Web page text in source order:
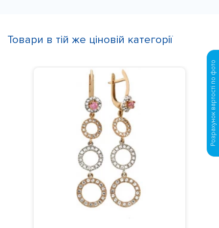
Товари в тій же ціновій категорії
Розрахунок вартості по фото